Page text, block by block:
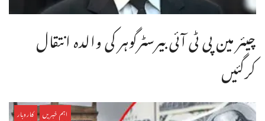
چیئر مین پی ٹی آئی بیرسٹرگوہر کی والدہ انتقال
کرگئیں
اہم خبریں کاروبار